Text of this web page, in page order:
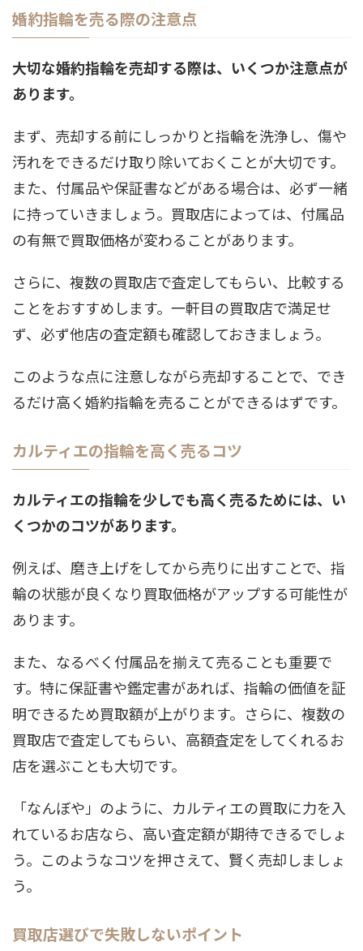
婚約指輪を売る際の注意点
大切な婚約指輪を売却する際は、いくつか注意点が
あります。
まず、売却する前にしっかりと指輪を洗浄し、傷や
汚れをできるだけ取り除いておくことが大切です。
また、付属品や保証書などがある場合は、必ず一緒
に持っていきましょう。買取店によっては、付属品
の有無で買取価格が変わることがあります。
さらに、複数の買取店で査定してもらい、比較する
ことをおすすめします。一軒目の買取店で満足せ
ず、必ず他店の査定額も確認しておきましょう。
このような点に注意しながら売却することで、でき
るだけ高く婚約指輪を売ることができるはずです。
カルティエの指輪を高く売るコツ
カルティエの指輪を少しでも高く売るためには、い
くつかのコツがあります。
例えば、磨き上げをしてから売りに出すことで、指
輪の状態が良くなり買取価格がアップする可能性が
あります。
また、なるべく付属品を揃えて売ることも重要で
す。特に保証書や鑑定書があれば、指輪の価値を証
明できるため買取額が上がります。さらに、複数の
買取店で査定してもらい、高額査定をしてくれるお
店を選ぶことも大切です。
「なんぼや」のように、カルティエの買取に力を入
れているお店なら、高い査定額が期待できるでしょ
う。このようなコツを押さえて、賢く売却しましょ
う。
買取店選びで失敗しないポイント